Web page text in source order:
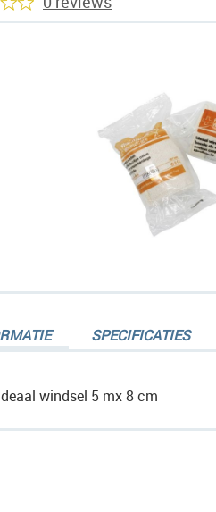
windsel 5 mx 8 cm
SPECIFICATIES